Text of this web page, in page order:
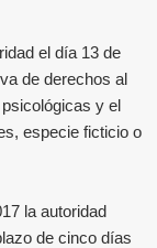
el día 13 de
de derechos al
y el
especie ficticio o
la autoridad
de cinco días